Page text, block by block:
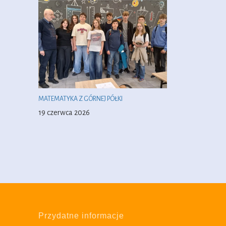
MATEMATYKA Z GÓRNEJ PÓŁKI
19 czerwca 2026
Przydatne informacje